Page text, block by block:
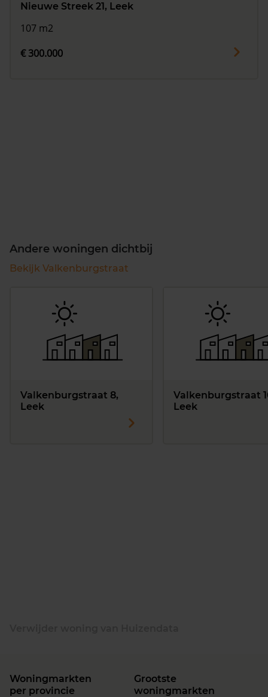
Nieuwe Streek 21, Leek
107 m2
€ 300.000
Andere woningen dichtbij
Bekijk Valkenburgstraat
Valkenburgstraat 8,
Leek
Valkenburgstraat
Leek
Woningmarkten
per provincie
Grootste
woningmarkten